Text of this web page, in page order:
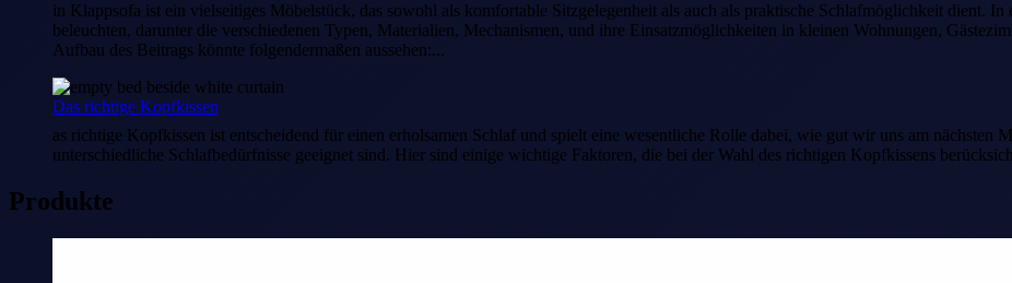
in Klappsofa ist ein vielseitiges Möbelstück, das sowohl als komfortable Sitzgelegenheit als auch als praktische Schlafmöglichkeit dient.
beleuchten, darunter die verschiedenen Typen, Materialien, Mechanismen, und ihre Einsatzmöglichkeiten in kleinen Wohnungen,
Aufbau des Beitrags könnte folgendermaßen aussehen:...
Das richtige Kopfkissen
as richtige Kopfkissen ist entscheidend für einen erholsamen Schlaf und spielt eine wesentliche Rolle dabei, wie gut wir uns am
unterschiedliche Schlafbedürfnisse geeignet sind. Hier sind einige wichtige Faktoren, die bei der Wahl des richtigen Kopfkissens
Produkte